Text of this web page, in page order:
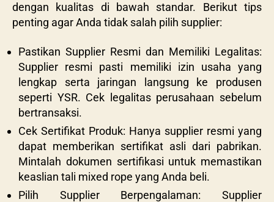
dengan kualitas di bawah standar. Berikut tips
penting agar Anda tidak salah pilih supplier:
Pastikan Supplier Resmi dan Memiliki Legalitas:
Supplier resmi pasti memiliki izin usaha yang
lengkap serta jaringan langsung ke produsen
seperti YSR. Cek legalitas perusahaan sebelum
bertransaksi.
Cek Sertifikat Produk: Hanya supplier resmi yang
dapat memberikan sertifikat asli dari pabrikan.
Mintalah dokumen sertifikasi untuk memastikan
keaslian tali mixed rope yang Anda beli.
Pilih Supplier Berpengalaman: Supplier